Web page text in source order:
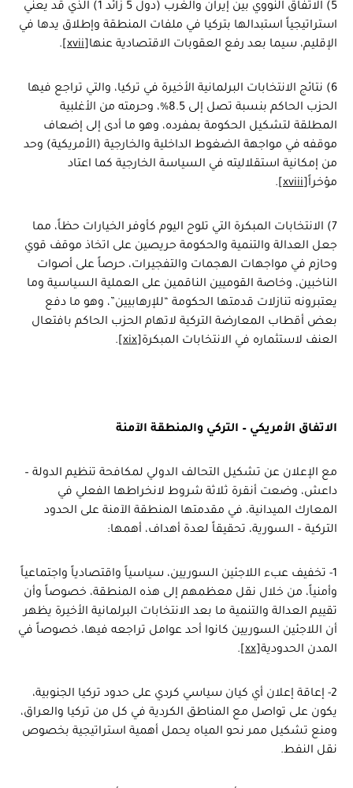
5) الاتفاق النووي بين إيران والغرب (دول 5 زائد 1) الذي قد يعني
استراتيجياً استبدالها بتركيا في ملفات المنطقة وإطلاق يدها في
الإقليم، سيما بعد رفع العقوبات الاقتصادية عنها[xvii]
.
6) نتائج الانتخابات البرلمانية الأخيرة في تركيا، والتي تراجع فيها
الحزب الحاكم بنسبة تصل إلى 8.5%، وحرمته من الأغلبية
المطلقة لتشكيل الحكومة بمفرده، وهو ما أدى إلى إضعاف
موقفه في مواجهة الضغوط الداخلية والخارجية (الأمريكية) وحد
من إمكانية استقلاليته في السياسة الخارجية كما اعتاد
مؤخراً[xviii]
.
7) الانتخابات المبكرة التي تلوح اليوم كأوفر الخيارات حظاً، مما
جعل العدالة والتنمية والحكومة حريصين على اتخاذ موقف قوي
وحازم في مواجهات الهجمات والتفجيرات، حرصاً على أصوات
الناخبين، وخاصة القوميين الناقمين على العملية السياسية وما
يعتبرونه تنازلات قدمتها الحكومة “للإرهابيين”، وهو ما دفع
بعض أقطاب المعارضة التركية لاتهام الحزب الحاكم بافتعال
العنف لاستثماره في الانتخابات المبكرة[xix]
.
الاتفاق الأمريكي – التركي والمنطقة الآمنة
مع الإعلان عن تشكيل التحالف الدولي لمكافحة تنظيم الدولة –
داعش، وضعت أنقرة ثلاثة شروط لانخراطها الفعلي في
المعارك الميدانية، في مقدمتها المنطقة الآمنة على الحدود
التركية – السورية، تحقيقاً لعدة أهداف، أهمها:
1- تخفيف عبء اللاجئين السوريين، سياسياً واقتصادياً واجتماعياً
وأمنياً، من خلال نقل معظمهم إلى هذه المنطقة، خصوصاً وأن
تقييم العدالة والتنمية ما بعد الانتخابات البرلمانية الأخيرة يظهر
أن اللاجئين السوريين كانوا أحد عوامل تراجعه فيها، خصوصاً في
المدن الحدودية[xx]
.
2- إعاقة إعلان أي كيان سياسي كردي على حدود تركيا الجنوبية،
يكون على تواصل مع المناطق الكردية في كل من تركيا والعراق،
ومنع تشكيل ممر نحو المياه يحمل أهمية استراتيجية بخصوص
نقل النفط.